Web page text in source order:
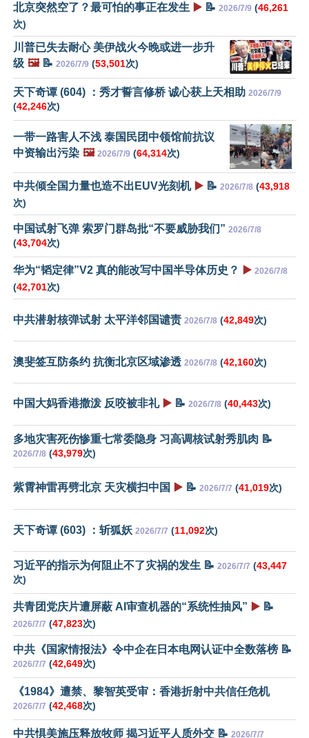
北京突然空了？最可怕的事正在发生 ▶️ 📝 2026/7/9 (46,261
次)
川普已失去耐心 美伊战火今晚或进一步升
级 🖼️📝 2026/7/9 (53,501次)
天下奇谭 (604) ：秀才誓言修桥 诚心获上天相助 2026/7/9
(42,246次)
一带一路害人不浅 泰国民团中领馆前抗议
中资输出污染 🖼️ 2026/7/9 (64,314次)
中共倾全国力量也造不出EUV光刻机 ▶️ 📝 2026/7/8 (43,918
次)
中国试射飞弹 索罗门群岛批“不要威胁我们” 2026/7/8
(43,704次)
华为“韬定律”V2 真的能改写中国半导体历史？ ▶️ 2026/7/8
(42,701次)
中共潜射核弹试射 太平洋邻国谴责 2026/7/8 (42,849次)
澳斐签互防条约 抗衡北京区域渗透 2026/7/8 (42,160次)
中国大妈香港撒泼 反咬被非礼 ▶️ 📝 2026/7/8 (40,443次)
多地灾害死伤惨重七常委隐身 习高调核试射秀肌肉 📝
2026/7/8 (43,979次)
紫霄神雷再劈北京 天灾横扫中国 ▶️ 📝 2026/7/7 (41,019次)
天下奇谭 (603) ：斩狐妖 2026/7/7 (11,092次)
习近平的指示为何阻止不了灾祸的发生 📝 2026/7/7 (43,447
次)
共青团党庆片遭屏蔽 AI审查机器的“系统性抽风” ▶️ 📝
2026/7/7 (47,823次)
中共《国家情报法》令中企在日本电网认证中全数落榜 📝
2026/7/7 (42,649次)
《1984》遭禁、黎智英受审：香港折射中共信任危机
2026/7/7 (42,468次)
中共惧美施压释放牧师 揭习近平人质外交 📝 2026/7/7